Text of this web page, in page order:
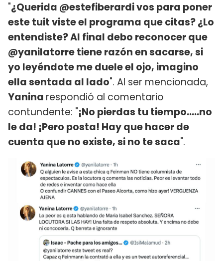
"¿Querida @estefiberardi vos para poner
este tuit viste el programa que citas? ¿Lo
entendiste? Al final debo reconocer que
@yanilatorre tiene razón en sacarse, si
yo leyéndote me duele el ojo, imagino
ella sentada al lado". Al ser mencionada,
Yanina respondió al comentario
contundente: "¡No pierdas tu tiempo…..no
le da! ¡Pero posta! Hay que hacer de
cuenta que no existe, si no te saca".